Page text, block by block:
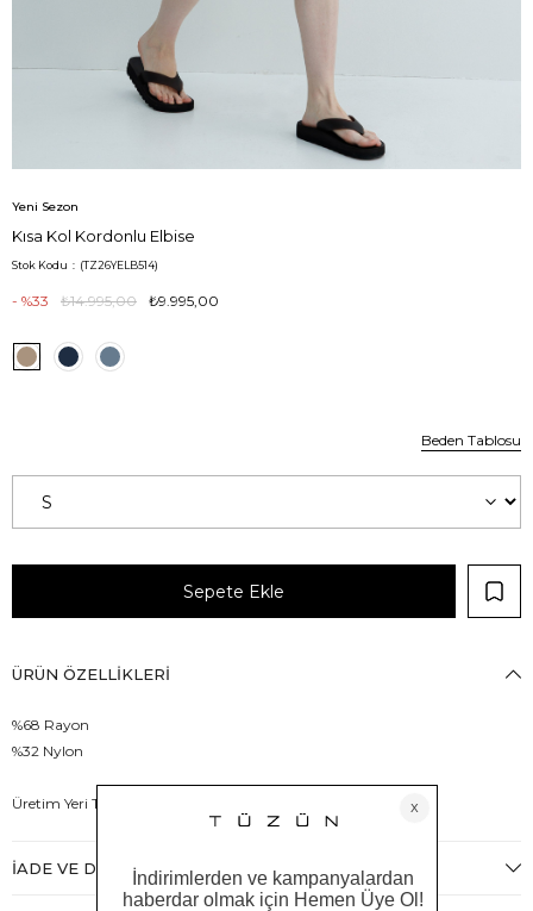
Yeni Sezon
Kısa Kol Kordonlu Elbise
Stok Kodu (TZ26YELB514)
33 ₺14.995,00 ₺9.995,00
Beden Tablosu
ÜRÜN ÖZELLIKLERI
%68 Rayon
%32 Nylon
Üretim Yeri Türkiye
İADE VE DEĞIŞIM